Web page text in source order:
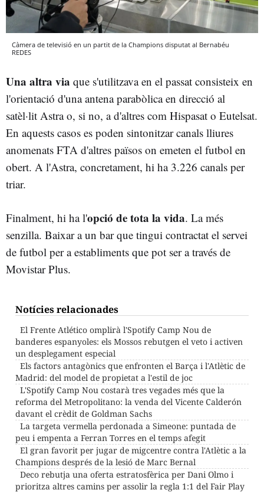
Càmera de televisió en un partit de la Champions disputat al Bernabéu
REDES
Una altra via que s'utilitzava en el passat consisteix en
l'orientació d'una antena parabòlica en direcció al
satèl·lit Astra o, si no, a d'altres com Hispasat o Eutelsat.
En aquests casos es poden sintonitzar canals lliures
anomenats FTA d'altres països on emeten el futbol en
obert. A l'Astra, concretament, hi ha 3.226 canals per
triar.
Finalment, hi ha l'opció de tota la vida. La més
senzilla. Baixar a un bar que tingui contractat el servei
de futbol per a establiments que pot ser a través de
Movistar Plus.
Notícies relacionades
El Frente Atlético omplirà l'Spotify Camp Nou de
banderes espanyoles: els Mossos rebutgen el veto i activen
un desplegament especial
Els factors antagònics que enfronten el Barça i l'Atlètic de
Madrid: del model de propietat a l'estil de joc
L'Spotify Camp Nou costarà tres vegades més que la
reforma del Metropolitano: la venda del Vicente Calderón
davant el crèdit de Goldman Sachs
La targeta vermella perdonada a Simeone: puntada de
peu i empenta a Ferran Torres en el temps afegit
El gran favorit per jugar de migcentre contra l'Atlètic a la
Champions després de la lesió de Marc Bernal
Deco rebutja una oferta estratosfèrica per Dani Olmo i
prioritza altres camins per assolir la regla 1:1 del Fair Play